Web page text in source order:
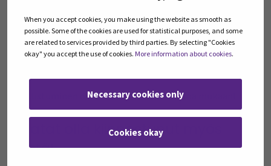
When you accept cookies, you make using the website as smooth as
possible. Some of the cookies are used for statistical purposes, and some
are related to services provided by third parties. By selecting "Cookies
okay" you accept the use of cookies. More information about cookies.
Necessary cookies only
Cookies okay
syväosaamista. Tavoitteena on auttaa yrityksiä
tunnistamaan uusia tapoja kehittää toimintaa, säästää
aikaa ja luoda vaikuttavampia asiakas- ja
Osallistuminen on maksutonta. Tervetuloa mukaan!
Saatat olla kiinnostunut myös
tästä!